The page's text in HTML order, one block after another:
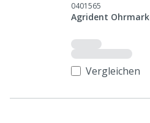
0401565
Agrident
Vergleichen